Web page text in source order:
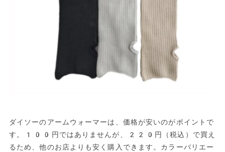
ダイソーのアームウォーマーは、価格が安いのがポイントで
す。100円ではありませんが、220円（税込）で買え
るため、他のお店よりも安く購入できます。カラーバリエー